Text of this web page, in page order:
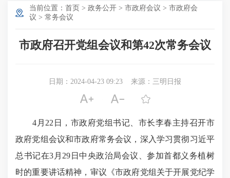
当前位置： 首页 > 政务公开 > 市政府会议 > 市政府会
议 > 常务会议
市政府召开党组会议和第42次常务会议
日期：2024-04-23 09:23 来源：三明日报
  
4月22日，市政府党组书记、市长李春主持召开市
政府党组会议和市政府常务会议，深入学习贯彻习近平
总书记在3月29日中央政治局会议、参加首都义务植树
时的重要讲话精神，审议《市政府党组关于开展党纪学